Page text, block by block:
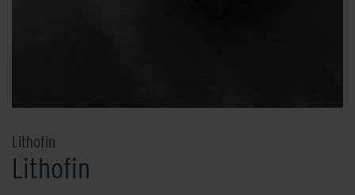
Lithofin
Lithofin